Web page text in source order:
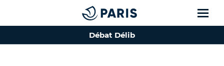
Débat Délib